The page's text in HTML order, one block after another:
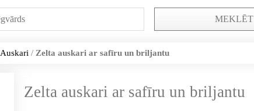
MEKLĒT
Auskari / Zelta auskari ar safīru un briljantu
Zelta auskari ar safīru un briljantu